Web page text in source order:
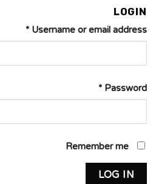
LOGIN
Username or email address
*
Password
*
Remember me
LOG IN